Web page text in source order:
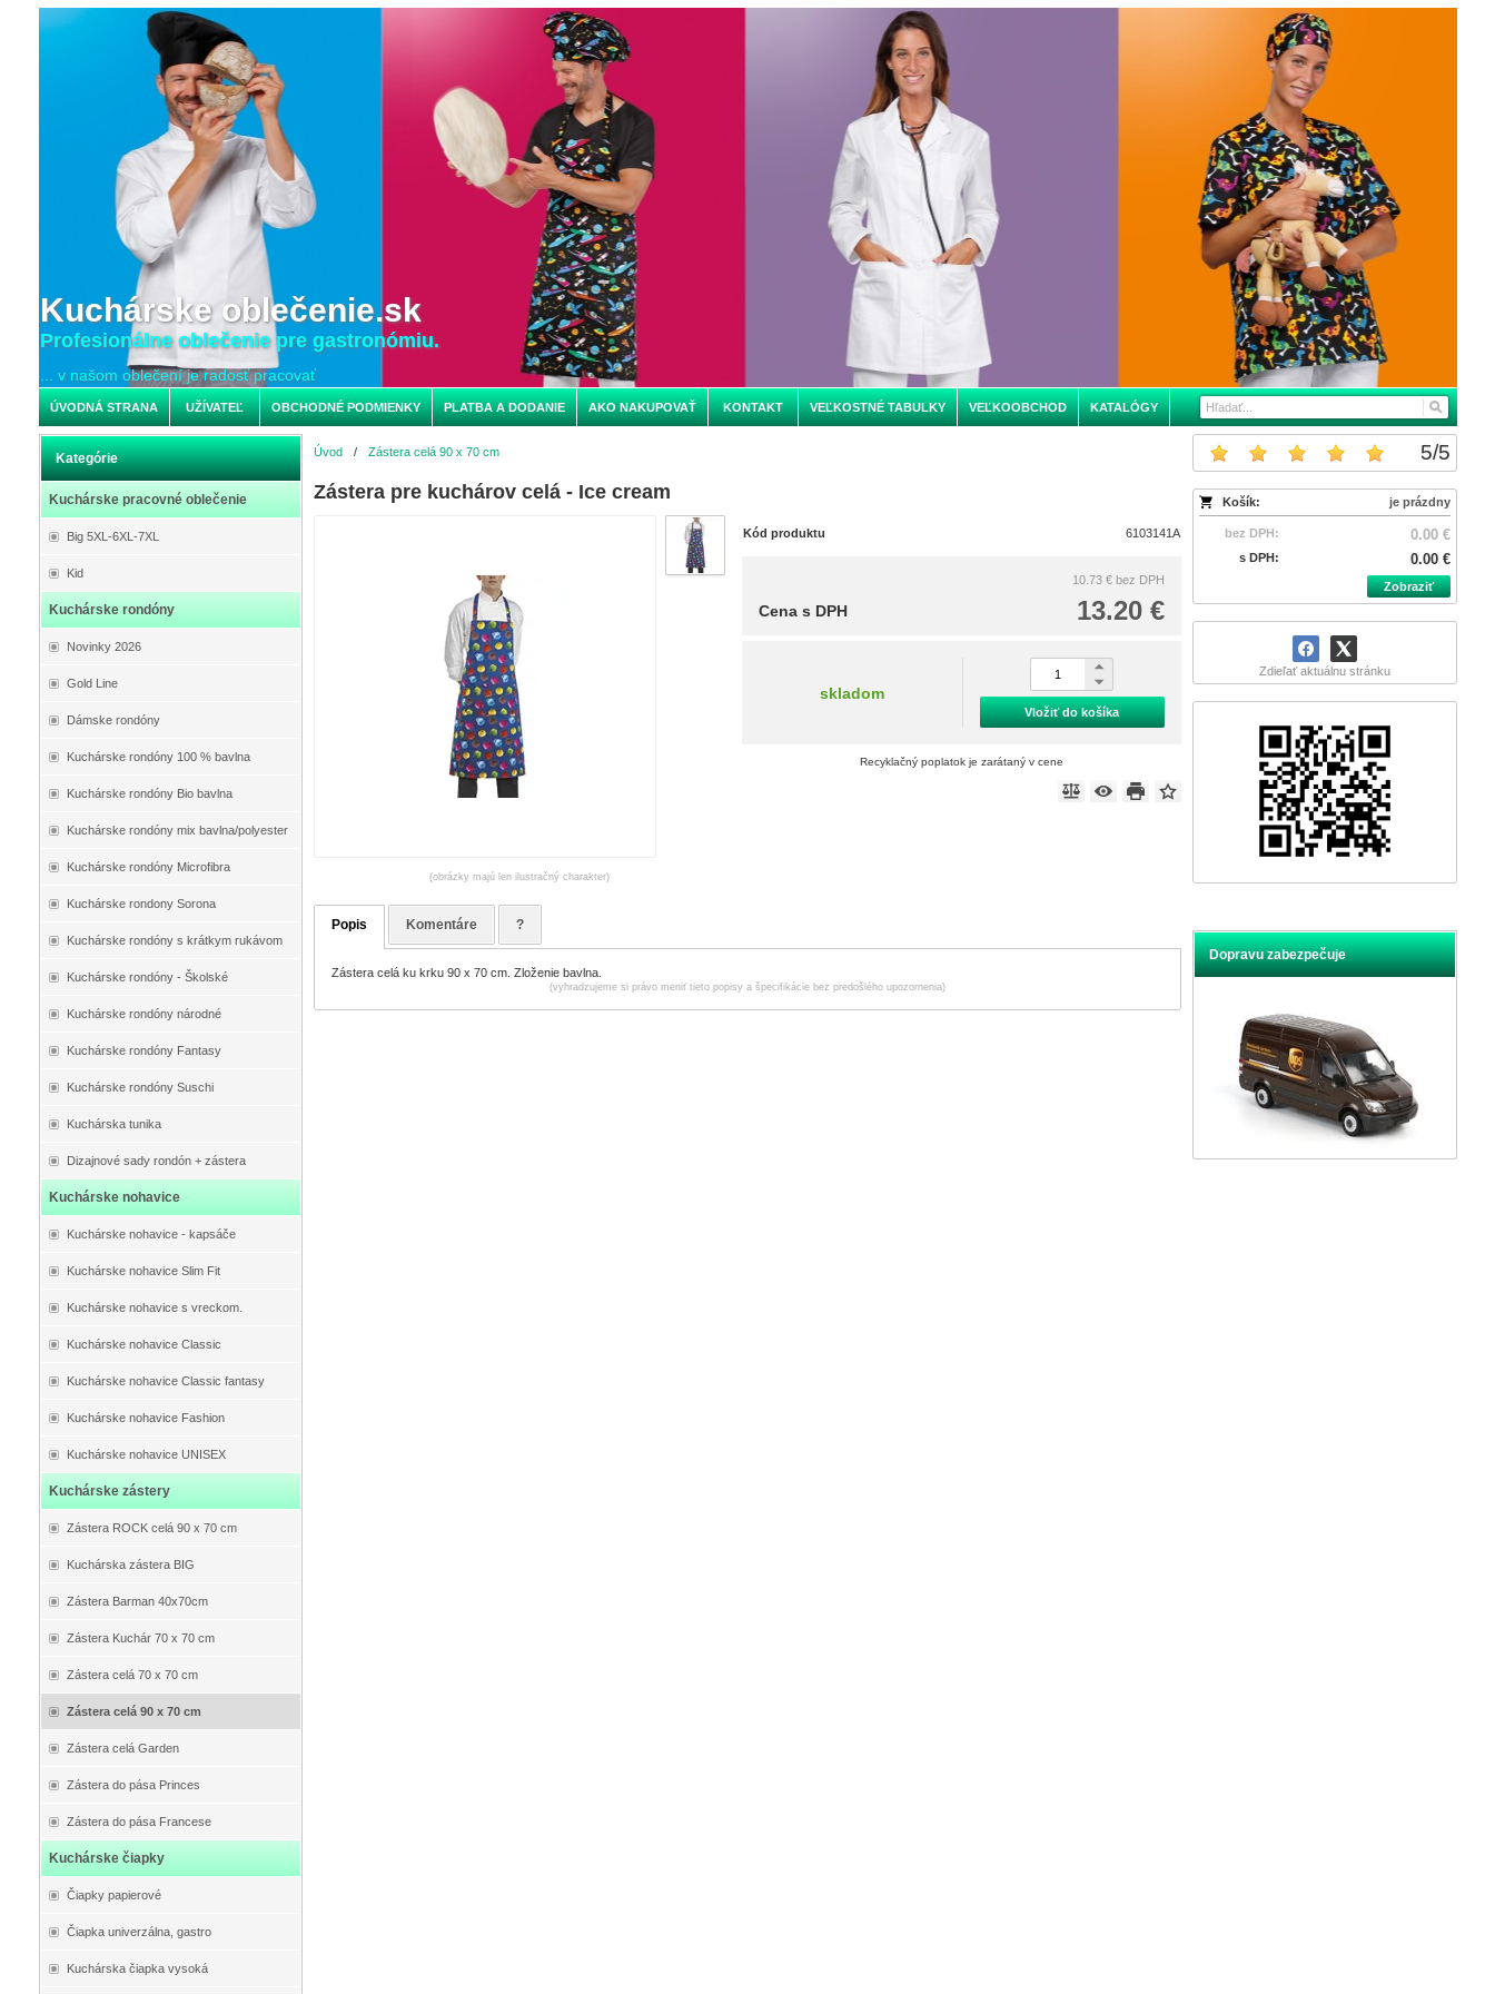
Kuchárske oblečenie.sk
Profesionálne oblečenie pre gastronómiu.
... v našom oblečení je radosť pracovať
ÚVODNÁ STRANA UŽÍVATEĽ OBCHODNÉ PODMIENKY PLATBA A DODANIE AKO NAKUPOVAŤ KONTAKT VEĽKOSTNÉ TABULKY VEĽKOOBCHOD KATALÓGY
Kategórie
Kuchárske pracovné oblečenie
Big 5XL-6XL-7XL
Kid
Kuchárske rondóny
Novinky 2026
Gold Line
Dámske rondóny
Kuchárske rondóny 100 % bavlna
Kuchárske rondóny Bio bavlna
Kuchárske rondóny mix bavlna/polyester
Kuchárske rondóny Microfibra
Kuchárske rondony Sorona
Kuchárske rondóny s krátkym rukávom
Kuchárske rondóny - Školské
Kuchárske rondóny národné
Kuchárske rondóny Fantasy
Kuchárske rondóny Suschi
Kuchárska tunika
Dizajnové sady rondón + zástera
Kuchárske nohavice
Kuchárske nohavice - kapsáče
Kuchárske nohavice Slim Fit
Kuchárske nohavice s vreckom.
Kuchárske nohavice Classic
Kuchárske nohavice Classic fantasy
Kuchárske nohavice Fashion
Kuchárske nohavice UNISEX
Kuchárske zástery
Zástera ROCK celá 90 x 70 cm
Kuchárska zástera BIG
Zástera Barman 40x70cm
Zástera Kuchár 70 x 70 cm
Zástera celá 70 x 70 cm
Zástera celá 90 x 70 cm
Zástera celá Garden
Zástera do pása Princes
Zástera do pása Francese
Kuchárske čiapky
Čiapky papierové
Čiapka univerzálna, gastro
Kuchárska čiapka vysoká
5/5
Košík: je prázdny
bez DPH: 0.00 €
s DPH: 0.00 €
Zobraziť
Zdieľať aktuálnu stránku
Dopravu zabezpečuje
Úvod / Zástera celá 90 x 70 cm
Zástera pre kuchárov celá - Ice cream
(obrázky majú len ilustračný charakter)
Kód produktu 6103141A
10.73 € bez DPH
13.20 €
Cena s DPH
skladom
Vložiť do košíka
Recyklačný poplatok je zarátaný v cene
Popis Komentáre ?
Zástera celá ku krku 90 x 70 cm. Zloženie bavlna.
(vyhradzujeme si právo meniť tieto popisy a špecifikácie bez predošlého upozornenia)